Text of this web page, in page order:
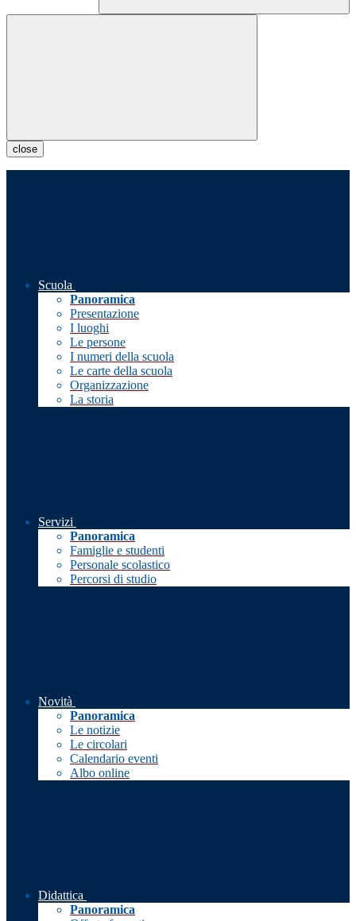
close
Scuola
Panoramica
Presentazione
I luoghi
Le persone
I numeri della scuola
Le carte della scuola
Organizzazione
La storia
Servizi
Panoramica
Famiglie e studenti
Personale scolastico
Percorsi di studio
Novità
Panoramica
Le notizie
Le circolari
Calendario eventi
Albo online
Didattica
Panoramica